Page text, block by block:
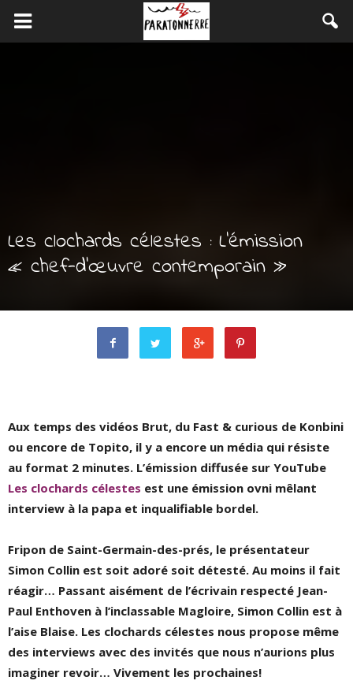
Les clochards célestes : L’émission
« chef-d’œuvre contemporain »
Aux temps des vidéos Brut, du Fast & curious de Konbini
ou encore de Topito, il y a encore un média qui résiste
au format 2 minutes. L’émission diffusée sur YouTube
Les clochards célestes est une émission ovni mêlant
interview à la papa et inqualifiable bordel.
Fripon de Saint-Germain-des-prés, le présentateur
Simon Collin est soit adoré soit détesté. Au moins il fait
réagir… Passant aisément de l’écrivain respecté Jean-
Paul Enthoven à l’inclassable Magloire, Simon Collin est à
l’aise Blaise. Les clochards célestes nous propose même
des interviews avec des invités que nous n’aurions plus
imaginer revoir… Vivement les prochaines!